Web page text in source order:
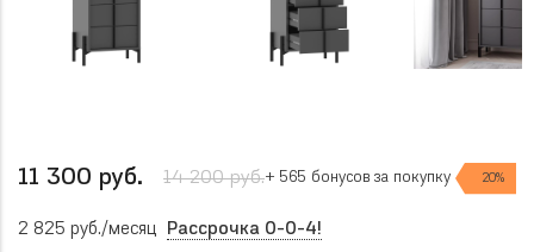
11 300 руб. 14 200 руб. 20%
+ 565 бонусов за покупку
2 825 руб./месяц Рассрочка 0-0-4!